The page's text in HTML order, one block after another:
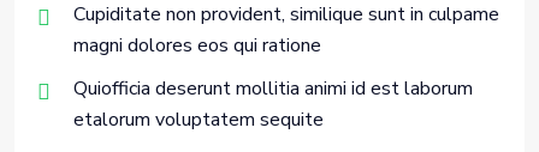
Cupiditate non provident, similique sunt in culpame
magni dolores eos qui ratione
Quiofficia deserunt mollitia animi id est laborum
etalorum voluptatem sequite